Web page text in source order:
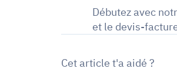
Débutez avec
et le devis-
Cet article t'a aidé ?